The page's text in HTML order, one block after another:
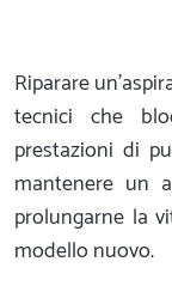
Riparare
tecnici che
prestazioni di
mantenere un
prolungarne la
modello nuovo.